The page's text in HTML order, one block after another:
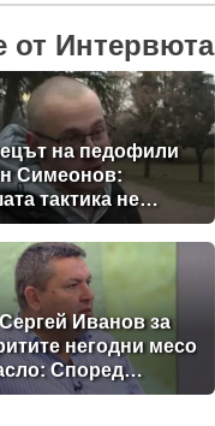
от Интервюта
на педофили
Симеонов:
тактика не
убийства
Иванов за
негодни месо
Според
има